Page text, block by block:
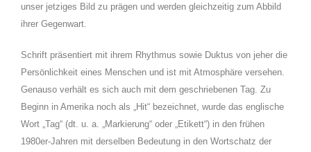
unser jetziges Bild zu prägen und werden gleichzeitig zum Abbild
ihrer Gegenwart.
Schrift präsentiert mit ihrem Rhythmus sowie Duktus von jeher die
Persönlichkeit eines Menschen und ist mit Atmosphäre versehen.
Genauso verhält es sich auch mit dem geschriebenen Tag. Zu
Beginn in Amerika noch als „Hit“ bezeichnet, wurde das englische
Wort „Tag“ (dt. u. a. „Markierung“ oder „Etikett“) in den frühen
1980er-Jahren mit derselben Bedeutung in den Wortschatz der